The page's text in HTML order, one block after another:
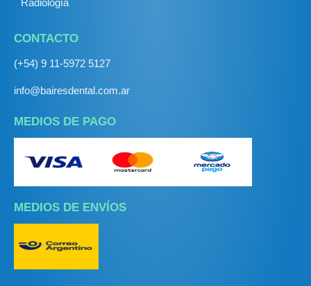
Radiología
CONTACTO
(+54) 9 11-5972 5127
info@bairesdental.com.ar
MEDIOS DE PAGO
MEDIOS DE ENVÍOS